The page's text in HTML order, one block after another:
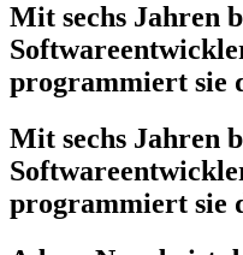
Mit sechs Jahren
programmiert sie
Mit sechs Jahren
programmiert sie